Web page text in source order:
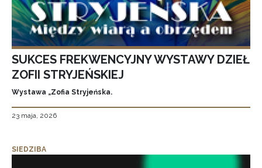
SUKCES FREKWENCYJNY WYSTAWY DZIEŁ
ZOFII STRYJEŃSKIEJ
Wystawa „Zofia Stryjeńska.
23 maja, 2026
SIEDZIBA